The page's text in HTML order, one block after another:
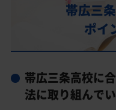
帯広三条高校の偏
帯広三条高校合
帯広三条高校合
帯広三条高校の所
帯広三
ポイ
帯広三条高校に
法に取り組んで